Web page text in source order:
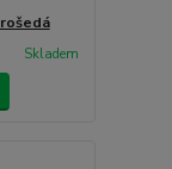
Skladem